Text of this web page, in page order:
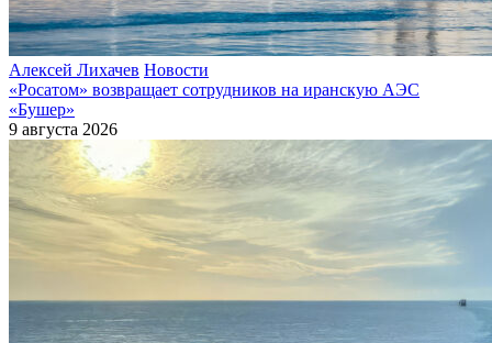
Алексей Лихачев Новости
«Росатом» возвращает сотрудников на иранскую АЭС
«Бушер»
9 августа 2026